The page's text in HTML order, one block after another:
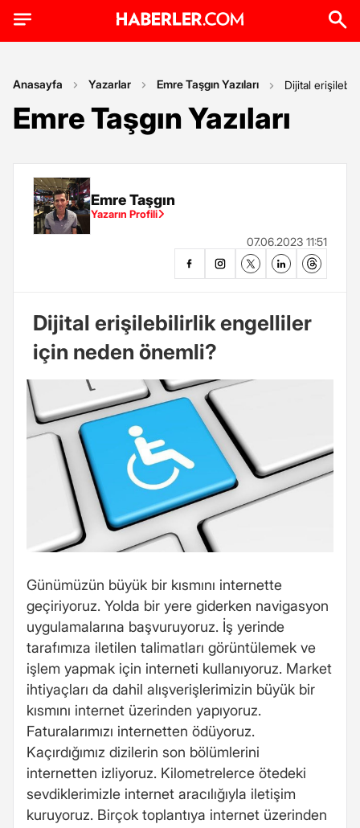
Anasayfa Yazarlar Emre Taşgın Yazıları Dijital
Emre Taşgın Yazıları
Emre Taşgın
Yazarın Profili
07.06.2023 11:51
Dijital erişilebilirlik engelliler
için neden önemli?
Günümüzün büyük bir kısmını internette
geçiriyoruz. Yolda bir yere giderken navigasyon
uygulamalarına başvuruyoruz. İş yerinde
tarafımıza iletilen talimatları görüntülemek ve
işlem yapmak için interneti kullanıyoruz. Market
ihtiyaçları da dahil alışverişlerimizin büyük bir
kısmını internet üzerinden yapıyoruz.
Faturalarımızı internetten ödüyoruz.
Kaçırdığımız dizilerin son bölümlerini
internetten izliyoruz. Kilometrelerce ötedeki
sevdiklerimizle internet aracılığıyla iletişim
kuruyoruz. Birçok toplantıya internet üzerinden